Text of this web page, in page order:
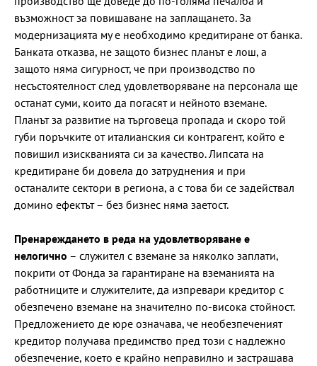
възможност за повишаване на заплащането. За
модернизацията му е необходимо кредитиране от банка.
Банката отказва, не защото бизнес планът е лош, а
защото няма сигурност, че при производство по
несъстоятелност след удовлетворяване на персонала ще
останат суми, които да погасят и нейното вземане.
Планът за развитие на търговеца пропада и скоро той
губи поръчките от италианския си контрагент, който е
повишил изискванията си за качество. Липсата на
кредитиране би довела до затруднения и при
останалите сектори в региона, а с това би се задействал
домино ефектът – без бизнес няма заетост.
Пренареждането в реда на удовлетворяване е
нелогично – служител с вземане за няколко заплати,
покрити от Фонда за гарантиране на вземанията на
работниците и служителите, да изпревари кредитор с
обезпечено вземане на значително по-висока стойност.
Предложението де юре означава, че необезпеченият
кредитор получава предимство пред този с надлежно
обезпечение, което е крайно неправилно и застрашава